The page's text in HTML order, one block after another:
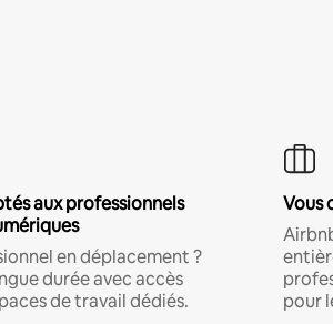
aux professionnels
en déplacement ?
durée avec accès
de travail dédiés.
Vous
pour